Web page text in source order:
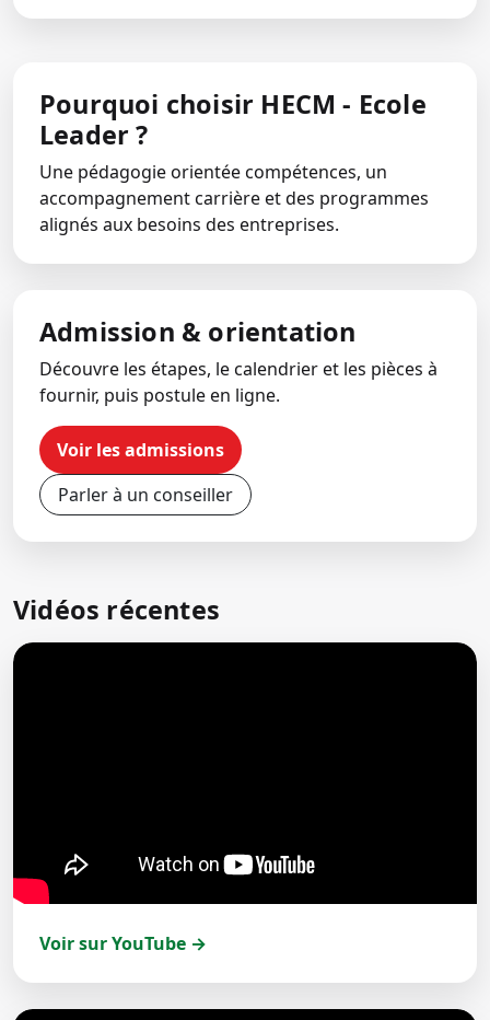
Pourquoi choisir HECM - Ecole
Leader ?
Une pédagogie orientée compétences, un
accompagnement carrière et des programmes
alignés aux besoins des entreprises.
Admission & orientation
Découvre les étapes, le calendrier et les pièces à
fournir, puis postule en ligne.
Voir les admissions
Parler à un conseiller
Vidéos récentes
Voir sur YouTube →